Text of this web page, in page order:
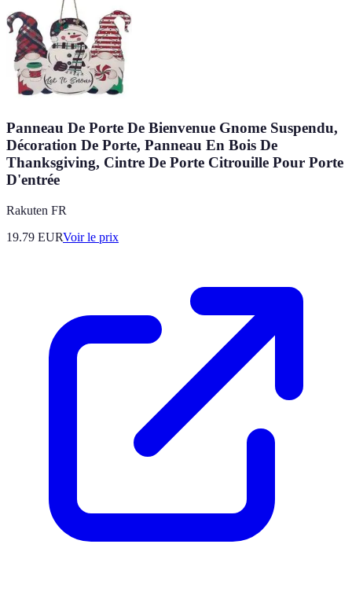
Panneau De Porte De Bienvenue Gnome Suspendu,
Décoration De Porte, Panneau En Bois De
Thanksgiving, Cintre De Porte Citrouille Pour Porte
D'entrée
Rakuten FR
19.79 EURVoir le prix